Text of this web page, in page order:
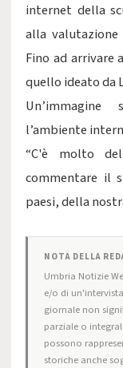
internet della
alla
Fino ad arrivare
quello ideato da
l’ambiente
“C'è molto
commentare il
paesi, della
NOTA DELLA
Umbria Notizie
e/o di
giornale non
parziale o
possono
storiche anche